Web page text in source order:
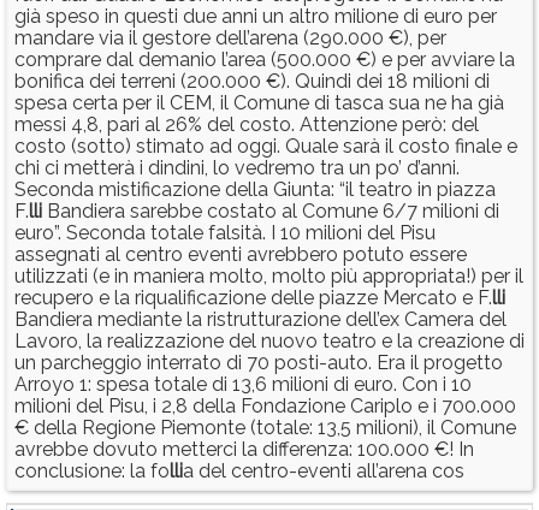
già speso in questi due anni un altro milione di euro per
mandare via il gestore dell’arena (290.000 €), per
comprare dal demanio l’area (500.000 €) e per avviare la
bonifica dei terreni (200.000 €). Quindi dei 18 milioni di
spesa certa per il CEM, il Comune di tasca sua ne ha già
messi 4,8, pari al 26% del costo. Attenzione però: del
costo (sotto) stimato ad oggi. Quale sarà il costo finale e
chi ci metterà i dindini, lo vedremo tra un po’ d’anni.
Seconda mistificazione della Giunta: “il teatro in piazza
F.lli Bandiera sarebbe costato al Comune 6/7 milioni di
euro”. Seconda totale falsità. I 10 milioni del Pisu
assegnati al centro eventi avrebbero potuto essere
utilizzati (e in maniera molto, molto più appropriata!) per il
recupero e la riqualificazione delle piazze Mercato e F.lli
Bandiera mediante la ristrutturazione dell’ex Camera del
Lavoro, la realizzazione del nuovo teatro e la creazione di
un parcheggio interrato di 70 posti-auto. Era il progetto
Arroyo 1: spesa totale di 13,6 milioni di euro. Con i 10
milioni del Pisu, i 2,8 della Fondazione Cariplo e i 700.000
€ della Regione Piemonte (totale: 13,5 milioni), il Comune
avrebbe dovuto metterci la differenza: 100.000 €! In
conclusione: la follia del centro-eventi all’arena cos